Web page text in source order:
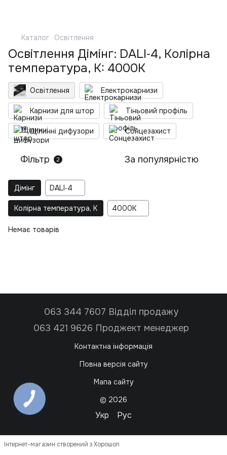
Каталог Освітлення
Освітлення Дімінг: DALI‑4, Колірна
температура, K: 4000K
Освітлення Електрокарнизи
Карнизи для штор Тіньовий профіль
Щілинні дифузори Сонцезахист
Фільтр 2 За популярністю
Дімінг DALI‑4
Колірна температура, K 4000K
Немає товарів
063 344 7607 Відділ продажу
063 421 9626 Проджект менеджер
Контактна інформація
Повна версія сайту
Мапа сайту
© 2026
Укр Рус
Інтернет-магазин створений з Хорошоп